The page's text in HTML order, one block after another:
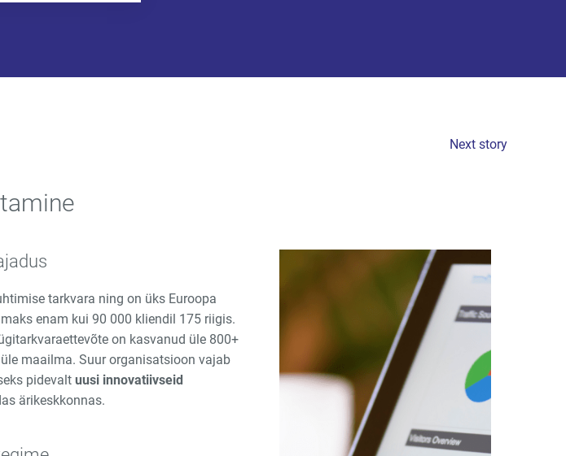
Next story
tarkvara ning on üks Euroopa
enam kui 90 000 kliendil 175 riigis.
on kasvanud üle 800+
maailma. Suur organisatsioon vajab
pidevaltuusi innovatiivseid
ärikeskkonnas.